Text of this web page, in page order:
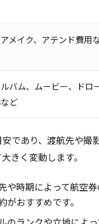
メイク、アテンド費用
バム、ムービー、ドロ
ど
安であり、渡航先や撮
きく変動します。
や時期によって航空
がおすすめです。